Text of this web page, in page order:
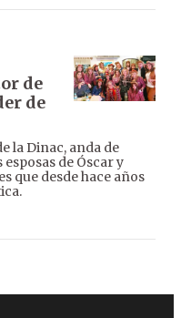
de
de
la Dinac, anda de
de Óscar y
que desde hace años